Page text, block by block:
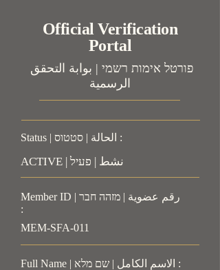
Official Verification
Portal
الرسمية
Status | الحالة | סטטוס :
ACTIVE | نشط | פעיל
Member ID | رقم عضوية | מזהה חבר
:
MEM-SFA-011
Full Name | الاسم الكامل | שם מלא :